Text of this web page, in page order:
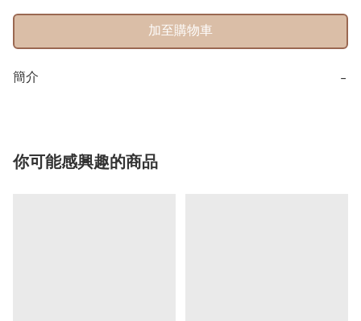
加至購物車
簡介 −
你可能感興趣的商品